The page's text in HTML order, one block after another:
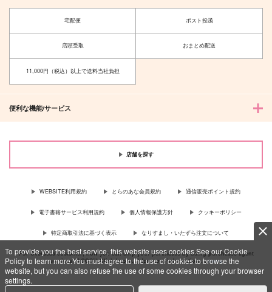
To provide you the best service, this website uses cookies.See our Cookie
Policy to learn more.You must agree to the use of cookies to browse the
website, but you can also refuse the use of some cookies through your browser
settings.
宅配便 ポスト投函
店頭受取 おまとめ配送
11,000円（税込）以上で送料当社負担
便利な機能/サービス
店舗を探す
WEBSITE利用規約 とらのあな会員規約 通信販売ポイント規約
電子書籍サービス利用規約 個人情報保護方針 クッキーポリシー
特定商取引法に基づく表示 なりすまし・いたずら注文について
For Overseas customer, now you can ship your purchases by using purchases agent
services “AOCS”! Click {more…} for more information …more